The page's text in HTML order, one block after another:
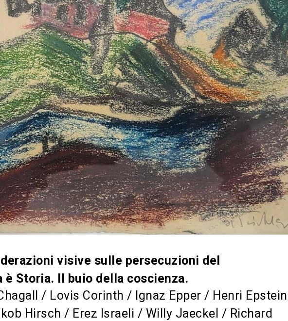
visive sulle persecuzioni del
è Storia. Il buio della coscienza.
/ Lovis Corinth / Ignaz Epper / Henri Epstein
Hirsch / Erez Israeli / Willy Jaeckel / Richard